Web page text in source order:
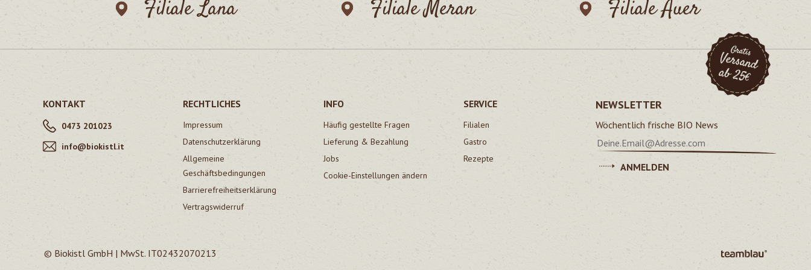
Filiale Lana Filiale Meran Filiale Auer
KONTAKT
0473 201023
info@biokistl.it
RECHTLICHES
Impressum
Datenschutzerklärung
Allgemeine
Geschäftsbedingungen
Barrierefreiheitserklärung
Vertragswiderruf
INFO
Häufig gestellte Fragen
Lieferung & Bezahlung
Jobs
Cookie-Einstellungen ändern
SERVICE
Filialen
Gastro
Rezepte
NEWSLETTER
Wöchentlich frische BIO News
ANMELDEN
© Biokistl GmbH | MwSt. IT02432070213